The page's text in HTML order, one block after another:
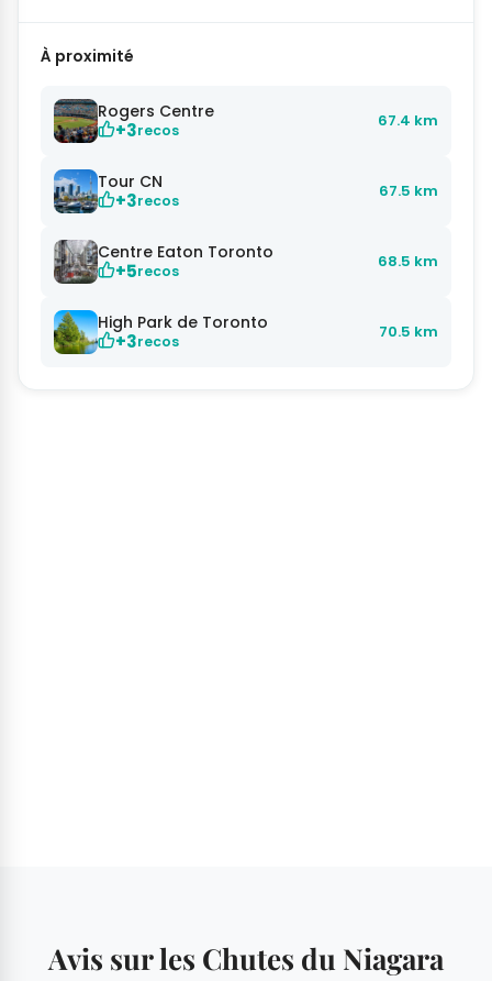
À proximité
Rogers Centre
+3recos 67.4 km
Tour CN
+3recos 67.5 km
Centre Eaton Toronto
+5recos 68.5 km
High Park de Toronto
+3recos 70.5 km
Avis sur les Chutes du Niagara